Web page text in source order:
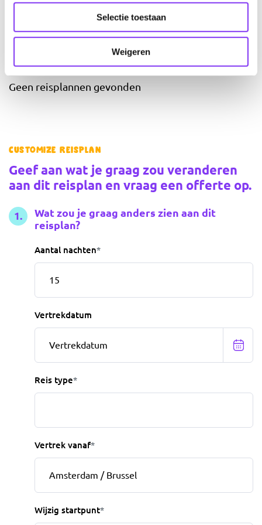
Selectie toestaan
Weigeren
Gerelateerd
Misschien ook interessant
Geen reisplannen gevonden
Customize reisplan
Geef aan wat je graag zou veranderen
aan dit reisplan en vraag een offerte op.
Wat zou je graag anders zien aan dit
reisplan?
Aantal nachten*
Vertrekdatum
Reis type*
Vertrek vanaf*
Wijzig startpunt*